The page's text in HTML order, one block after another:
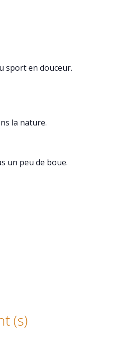
sport en douceur.
la nature.
un peu de boue.
(s)